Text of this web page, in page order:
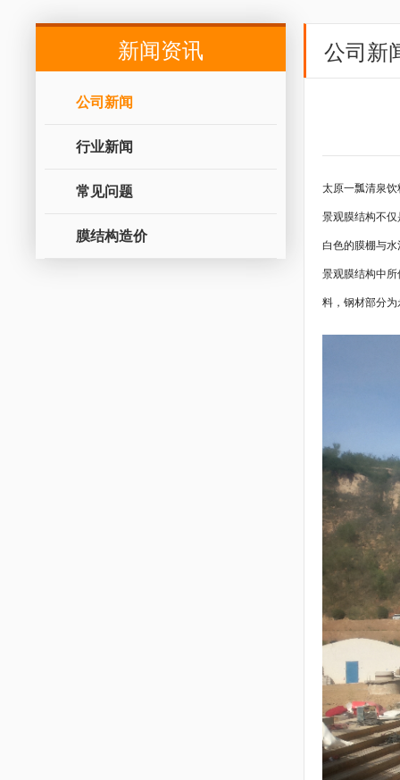
新闻资讯
公司新闻
行业新闻
常见问题
膜结构造价
公司新
太原一瓢清泉
景观膜结构不
白色的膜棚与
景观膜结构中
料，钢材部分